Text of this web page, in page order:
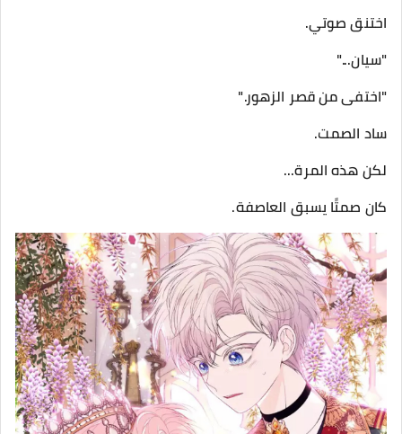
اختنق صوتي.
"سيان..."
"اختفى من قصر الزهور."
ساد الصمت.
لكن هذه المرة...
كان صمتًا يسبق العاصفة.